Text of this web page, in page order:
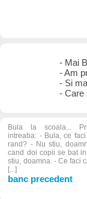
- Mai
- Am
- Si
- Care
Bula la scoala...
intreaba: - Bula, ce
rand? - Nu stiu,
cand doi copii se bat
stiu, doamna. - Ce faci
[...]
banc precedent